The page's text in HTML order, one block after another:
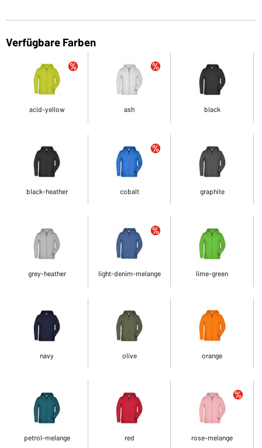
Verfügbare Farben
acid-yellow ash black
black-heather cobalt graphite
grey-heather light-denim-melange lime-green
navy olive orange
petrol-melange red rose-melange